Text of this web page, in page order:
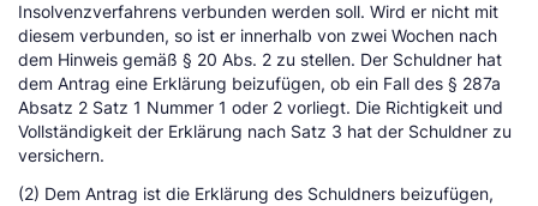
Insolvenzverfahrens verbunden werden soll. Wird er nicht mit
diesem verbunden, so ist er innerhalb von zwei Wochen nach
dem Hinweis gemäß § 20 Abs. 2 zu stellen. Der Schuldner hat
dem Antrag eine Erklärung beizufügen, ob ein Fall des § 287a
Absatz 2 Satz 1 Nummer 1 oder 2 vorliegt. Die Richtigkeit und
Vollständigkeit der Erklärung nach Satz 3 hat der Schuldner zu
versichern.
(2) Dem Antrag ist die Erklärung des Schuldners beizufügen,